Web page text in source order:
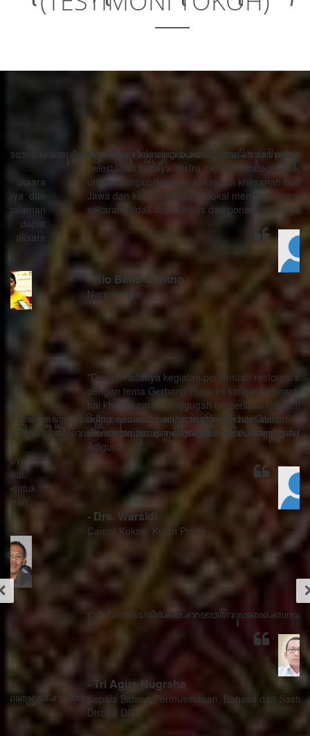
“Kemajuan teknologi bukanlah musuh dari proses
pelestarian budaya, justru menjadi strategi sebagai alat
untuk mempublikasikan kekayaan khasanah budaya
Jawa dan kearifan-kearifan lokal mengingat generasi
sekarang tidak dapat lepas dari ponsel pintarnya.”
- Rio Bimo Guritno
Narasumber
"Dengan adanya kegiatan pertemuan restorasi sosial
dengan tema Gerbang Praja ini sangat bermanfaat ada
hal khusus cara menggugah berperilaku rasa sithik
eding, seorang pemimpin mau berhasil dalam
memimpin harus menghindari watak Adigang Adigung
- Drs. Warsidi
Camat Kokap, Kulon Progo
- Tri Agus Nugraha
Kepala Bidang Permuseuman, Bahasa dan Sastra
Disbud DIY